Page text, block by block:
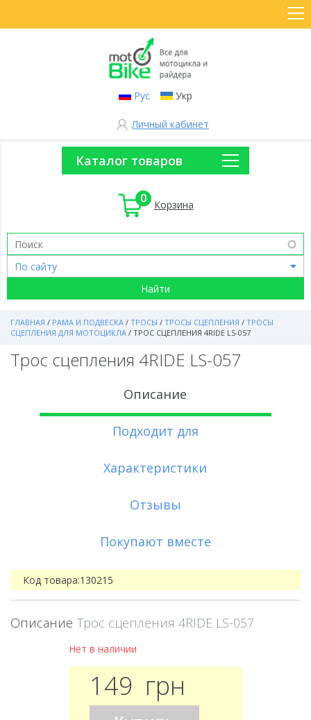
Рус Укр
Личный кабинет
Каталог товаров
0 Корзина
ГЛАВНАЯ / РАМА И ПОДВЕСКА / ТРОСЫ / ТРОСЫ СЦЕПЛЕНИЯ / ТРОСЫ
СЦЕПЛЕНИЯ ДЛЯ МОТОЦИКЛА / ТРОС СЦЕПЛЕНИЯ 4RIDE LS-057
Трос сцепления 4RIDE LS-057
Описание
Подходит для
Характеристики
Отзывы
Покупают вместе
Код товара:130215
Описание Трос сцепления 4RIDE LS-057
Нет в наличии
149 грн